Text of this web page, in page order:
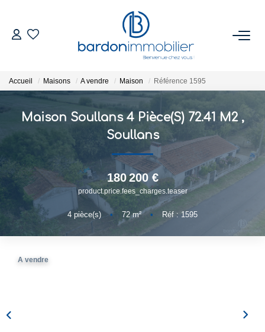
ACHETER
ESTIMER
NOTRE AGENCE
Qui Sommes-Nous
Notre Équipe
Nous Rejoindre
Accueil Maisons A vendre Maison Référence 1595
Maison Soullans 4 Pièce(s) 72.41 M2 ,
Soullans
180 200 €
product.price.fees_charges.teaser
4 pièce(s) • 72m² • Réf : 1595
A vendre